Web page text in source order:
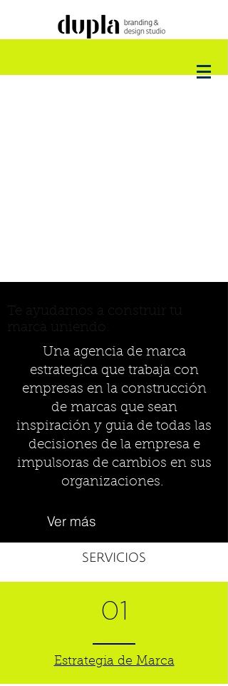
Te ayudamos a construir tu
marca uniendo:
Una agencia de marca
estrategica que trabaja con
empresas en la construcción
de marcas que sean
inspiración y guia de todas las
decisiones de la empresa e
impulsoras de cambios en sus
organizaciones.
Ver más
PROYECTOS DE ESTRATEGIA E
IDENTIDAD
SERVICIOS
01
Estrategia de Marca